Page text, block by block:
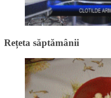
Rețeta săptămânii